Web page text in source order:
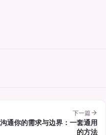
下一篇
通你的需求与边界：一套通用
的方法